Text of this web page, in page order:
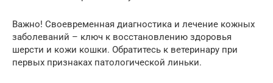
Важно! Своевременная диагностика и лечение кожных
заболеваний – ключ к восстановлению здоровья
шерсти и кожи кошки. Обратитесь к ветеринару при
первых признаках патологической линьки.